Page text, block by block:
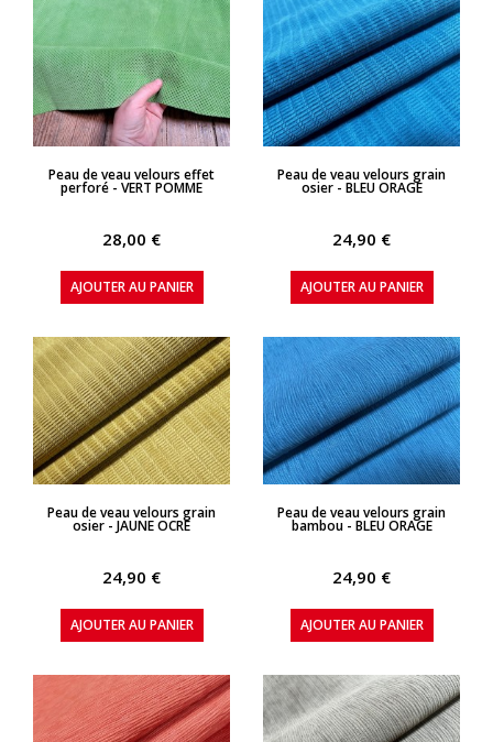
APERÇU RAPIDE
Peau de veau velours effet
perforé - VERT POMME
28,00 €
AJOUTER AU PANIER
APERÇU RAPIDE
Peau de veau velours grain
osier - BLEU ORAGE
24,90 €
AJOUTER AU PANIER
APERÇU RAPIDE
Peau de veau velours grain
osier - JAUNE OCRE
24,90 €
AJOUTER AU PANIER
APERÇU RAPIDE
Peau de veau velours grain
bambou - BLEU ORAGE
24,90 €
AJOUTER AU PANIER